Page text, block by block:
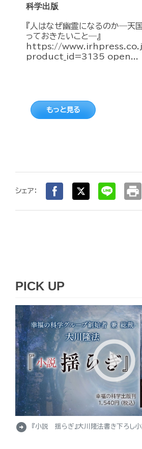
科学出版
『人はなぜ幽霊になるのか―天
っておきたいこと―』
https://
product_id=3135 open...
もっと見る
シェア： print
PICK UP
arrow_circle_right 『小説 揺らぎ』大川隆法書き下ろし